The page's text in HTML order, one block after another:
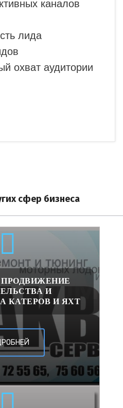
каналов
лида
охват аудитории
сфер бизнеса
И
КАТЕРОВ И ЯХТ